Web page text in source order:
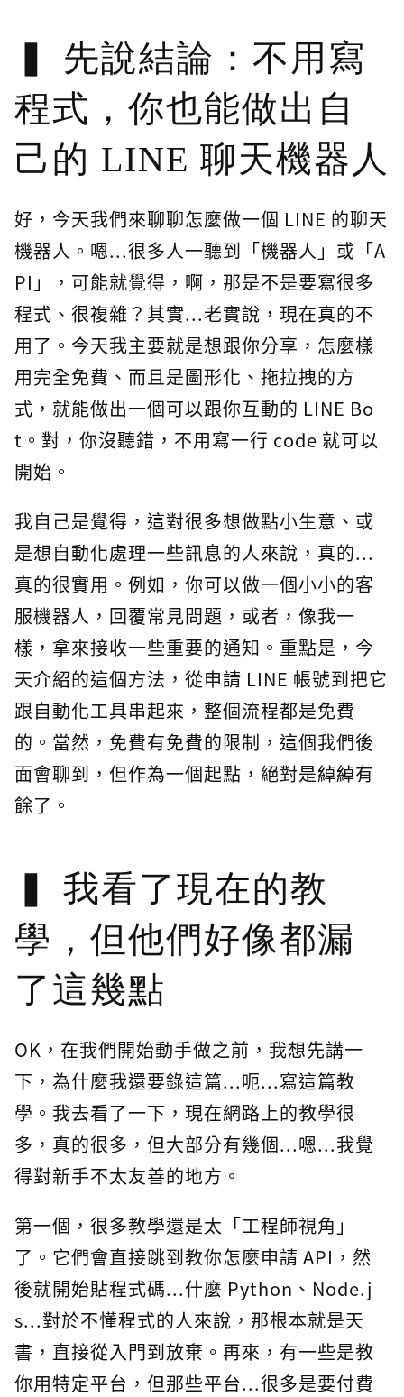
先說結論：不用寫
程式，你也能做出自
己的 LINE 聊天機器人
好，今天我們來聊聊怎麼做一個 LINE 的聊天
機器人。嗯...很多人一聽到「機器人」或「A
PI」，可能就覺得，啊，那是不是要寫很多
程式、很複雜？其實...老實說，現在真的不
用了。今天我主要就是想跟你分享，怎麼樣
用完全免費、而且是圖形化、拖拉拽的方
式，就能做出一個可以跟你互動的 LINE Bo
t。對，你沒聽錯，不用寫一行 code 就可以
開始。
我自己是覺得，這對很多想做點小生意、或
是想自動化處理一些訊息的人來說，真的...
真的很實用。例如，你可以做一個小小的客
服機器人，回覆常見問題，或者，像我一
樣，拿來接收一些重要的通知。重點是，今
天介紹的這個方法，從申請 LINE 帳號到把它
跟自動化工具串起來，整個流程都是免費
的。當然，免費有免費的限制，這個我們後
面會聊到，但作為一個起點，絕對是綽綽有
餘了。
我看了現在的教
學，但他們好像都漏
了這幾點
OK，在我們開始動手做之前，我想先講一
下，為什麼我還要錄這篇...呃...寫這篇教
學。我去看了一下，現在網路上的教學很
多，真的很多，但大部分有幾個...嗯...我覺
得對新手不太友善的地方。
第一個，很多教學還是太「工程師視角」
了。它們會直接跳到教你怎麼申請 API，然
後就開始貼程式碼...什麼 Python、Node.j
s...對於不懂程式的人來說，那根本就是天
書，直接從入門到放棄。再來，有一些是教
你用特定平台，但那些平台...很多是要付費